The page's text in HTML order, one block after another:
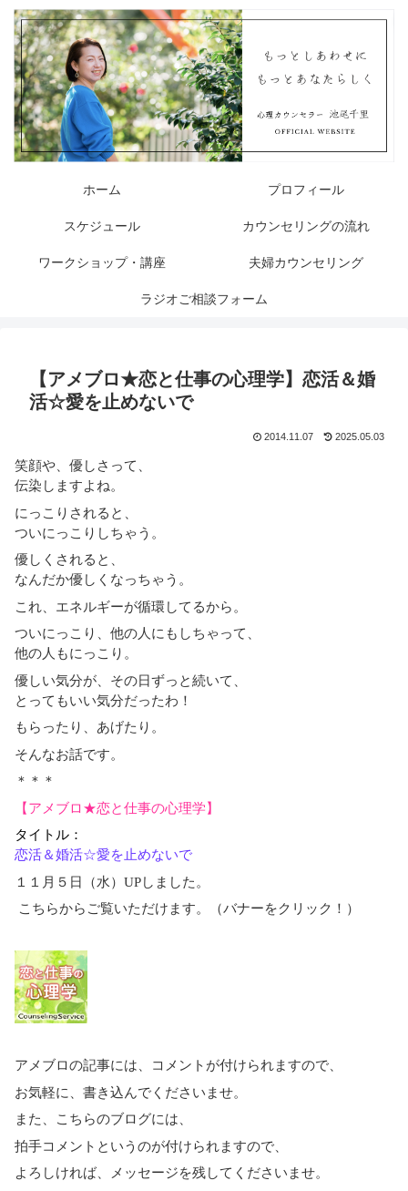
ホーム プロフィール
スケジュール カウンセリングの流れ
ワークショップ・講座 夫婦カウンセリング
ラジオご相談フォーム
【アメブロ★恋と仕事の心理学】恋活＆婚
活☆愛を止めないで
2014.11.07 2025.05.03
笑顔や、優しさって、
伝染しますよね。
にっこりされると、
ついにっこりしちゃう。
優しくされると、
なんだか優しくなっちゃう。
これ、エネルギーが循環してるから。
ついにっこり、他の人にもしちゃって、
他の人もにっこり。
優しい気分が、その日ずっと続いて、
とってもいい気分だったわ！
もらったり、あげたり。
そんなお話です。
＊＊＊
【アメブロ★恋と仕事の心理学】
タイトル：
恋活＆婚活☆愛を止めないで
１１月５日（水）UPしました。
こちらからご覧いただけます。（バナーをクリック！）
アメブロの記事には、コメントが付けられますので、
お気軽に、書き込んでくださいませ。
また、こちらのブログには、
拍手コメントというのが付けられますので、
よろしければ、メッセージを残してくださいませ。